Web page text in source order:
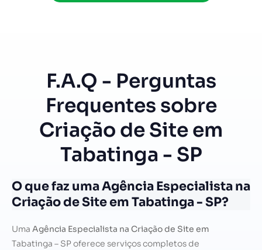
F.A.Q - Perguntas
Frequentes sobre
Criação de Site em
Tabatinga - SP
O que faz uma Agência Especialista na
Criação de Site em Tabatinga - SP?
Uma Agência Especialista na Criação de Site em
Tabatinga – SP oferece serviços completos de